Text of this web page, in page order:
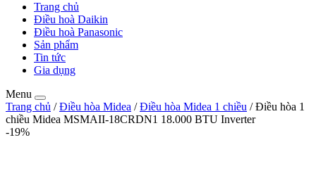
Trang chủ
Điều hoà Daikin
Điều hoà Panasonic
Sản phẩm
Tin tức
Gia dụng
Menu
Trang chủ /Điều hòa Midea /Điều hòa Midea 1 chiều / Điều hòa 1
chiều Midea MSMAII-18CRDN1 18.000 BTU Inverter
-19%